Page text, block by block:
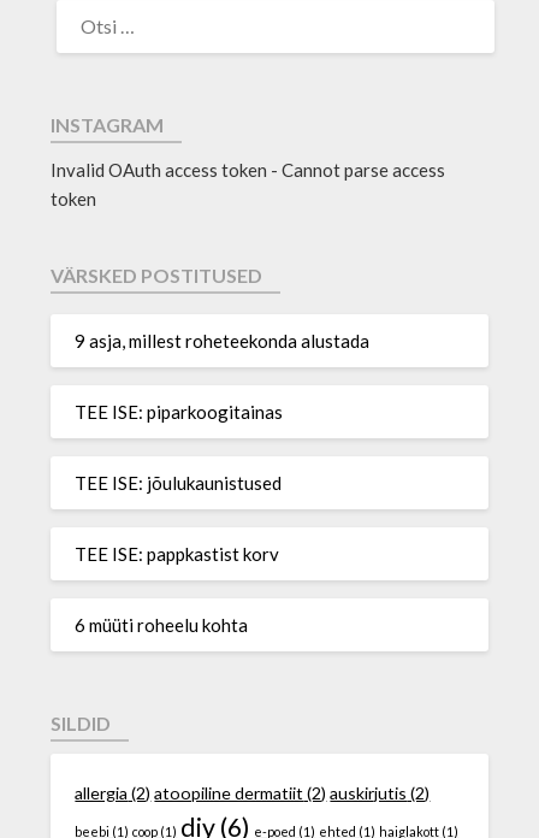
INSTAGRAM
Invalid OAuth access token - Cannot parse access
token
VÄRSKED POSTITUSED
9 asja, millest roheteekonda alustada
TEE ISE: piparkoogitainas
TEE ISE: jõulukaunistused
TEE ISE: pappkastist korv
6 müüti roheelu kohta
SILDID
allergia (2) atoopiline dermatiit(2) auskirjutis (2)
beebi (1) coop (1) diy(6) e-poed (1) ehted (1) haiglakott (1)